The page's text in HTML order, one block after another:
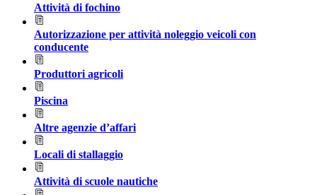
Attività di fochino
Autorizzazione per attività noleggio veicoli con
conducente
Produttori agricoli
Piscina
Altre agenzie d’affari
Locali di stallaggio
Attività di scuole nautiche